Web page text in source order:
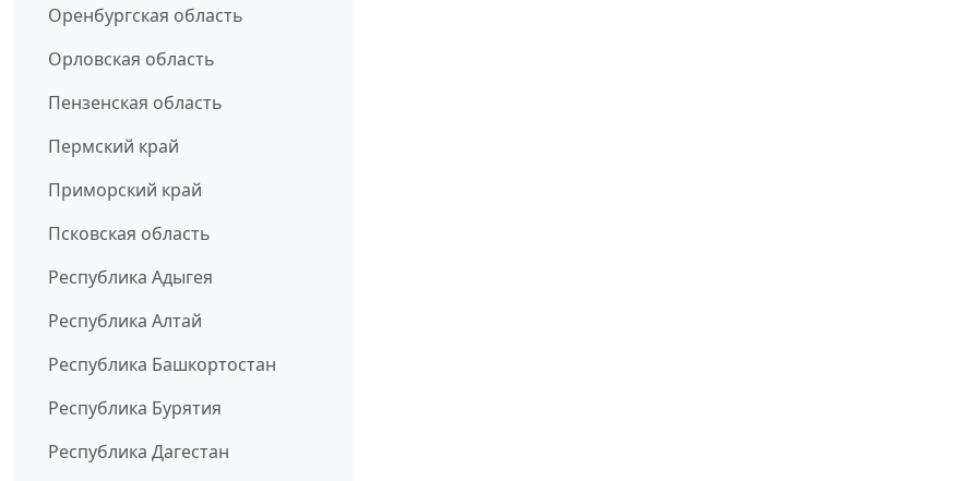
Оренбургская область
Орловская область
Пензенская область
Пермский край
Приморский край
Псковская область
Республика Адыгея
Республика Алтай
Республика Башкортостан
Республика Бурятия
Республика Дагестан